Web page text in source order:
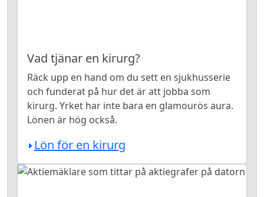
Vad tjänar en kirurg?
Räck upp en hand om du sett en sjukhusserie
och funderat på hur det är att jobba som
kirurg. Yrket har inte bara en glamourös aura.
Lönen är hög också.
Lön för en kirurg